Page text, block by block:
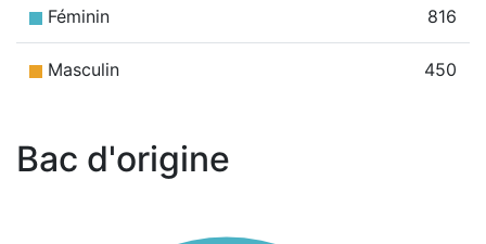
Féminin 816
Masculin 450
Bac d'origine